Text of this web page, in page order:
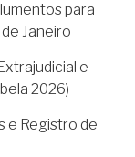
para
Janeiro
e
2026)
e Registro de